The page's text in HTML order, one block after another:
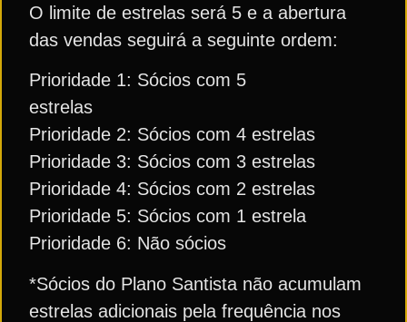
O limite de estrelas será 5 e a abertura
das vendas seguirá a seguinte ordem:
Prioridade 1: Sócios com 5
estrelas
Prioridade 2: Sócios com 4 estrelas
Prioridade 3: Sócios com 3 estrelas
Prioridade 4: Sócios com 2 estrelas
Prioridade 5: Sócios com 1 estrela
Prioridade 6: Não sócios
*Sócios do Plano Santista não acumulam
estrelas adicionais pela frequência nos